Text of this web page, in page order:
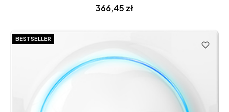
Cena
366,45 zł
BESTSELLER